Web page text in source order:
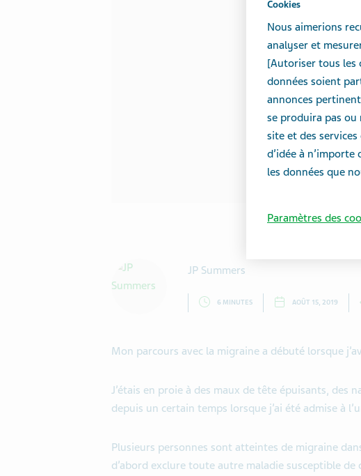
JP Summers
6 MINUTES AOÛT 15, 2019
Mon parcours avec la migraine a débuté lorsque
J’étais en proie à des maux de tête épuisants, des
depuis un certain temps lorsque j’ai été admise à
Plusieurs personnes sont atteintes de migraine
d’abord exclure toute autre maladie susceptible
Cookies
Nous aimerions
analyser et
[Autoriser tous les
données soient
annonces
se produira pas
site et des
d’idée à
les données que
Paramètres des